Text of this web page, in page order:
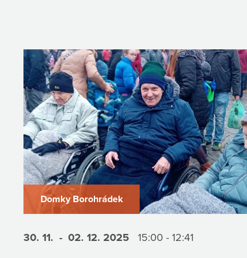
Domky Borohrádek
30. 11. - 02. 12. 2025 15:00 - 12:41